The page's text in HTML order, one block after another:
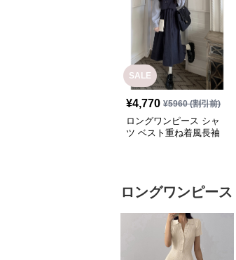
SALE
¥4,770 ¥5960(割引前)
ロングワンピース シャ
ツ ベスト重ね着風長袖
ロングワンピース